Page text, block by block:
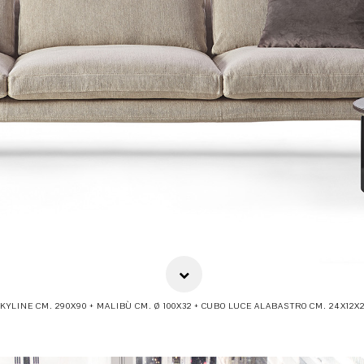
CM. 290X90 + MALIBÙ CM. Ø 100X32 + CUBO LUCE ALABASTRO CM.